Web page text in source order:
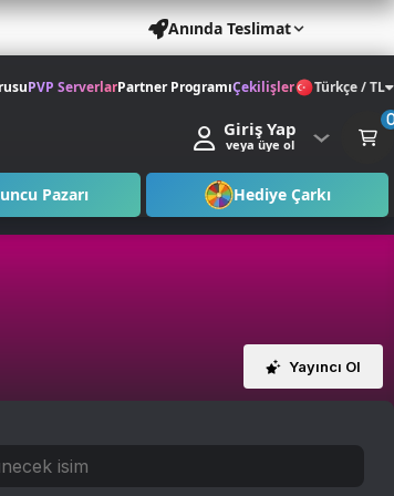
Anında Teslimat
PVP ServerlarPartner ProgramıÇekilişler Türkçe / TL
Giriş Yap
veya üye ol
Pazarı Hediye Çarkı
Yayıncı Ol